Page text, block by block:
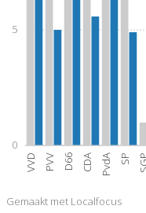
VVD PVV D66 CDA PvdA SP
0
5
Gemaakt met Localfocus